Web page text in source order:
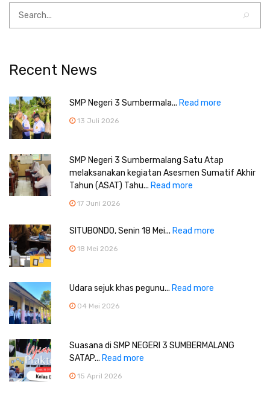
Recent News
SMP Negeri 3 Sumbermala... Read more
13 Juli 2026
SMP Negeri 3 Sumbermalang Satu Atap
melaksanakan kegiatan Asesmen Sumatif Akhir
Tahun (ASAT) Tahu... Read more
17 Juni 2026
SITUBONDO, Senin 18 Mei... Read more
18 Mei 2026
Udara sejuk khas pegunu... Read more
04 Mei 2026
Suasana di SMP NEGERI 3 SUMBERMALANG
SATAP... Read more
15 April 2026